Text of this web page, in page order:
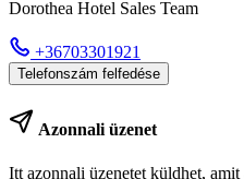
Dorothea Hotel Sales Team
+36703301921
Telefonszám felfedése
Azonnali üzenet
Itt azonnali üzenetet küldhet,